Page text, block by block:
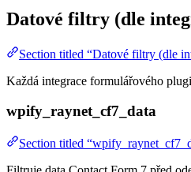
Datové filtry (dle
Section titled “Datové filtry (dle
Každá integrace formulářového
wpify_raynet_cf7_data
Section titled